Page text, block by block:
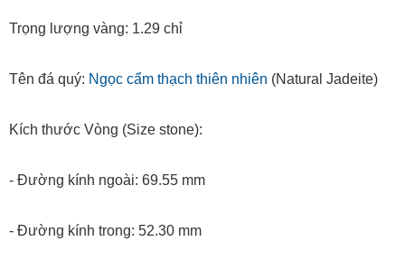
Trọng lượng vàng: 1.29 chỉ
Tên đá quý: Ngọc cẩm thạch thiên nhiên (Natural Jadeite)
Kích thước Vòng (Size stone):
- Đường kính ngoài: 69.55 mm
- Đường kính trong: 52.30 mm